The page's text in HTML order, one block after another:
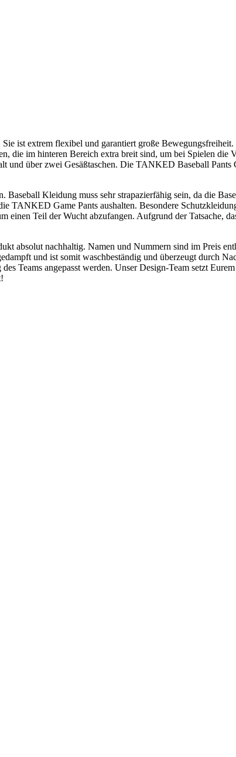
ist extrem flexibel und garantiert große
die im hinteren Bereich extra breit sind, um bei Spielen
über zwei Gesäßtaschen. Die TANKED Baseball
Baseball Kleidung muss sehr strapazierfähig sein, da die
TANKED Game Pants aushalten. Besondere
einen Teil der Wucht abzufangen. Aufgrund der Tatsache,
absolut nachhaltig. Namen und Nummern sind im Preis
und ist somit waschbeständig und überzeugt durch
Teams angepasst werden. Unser Design-Team setzt